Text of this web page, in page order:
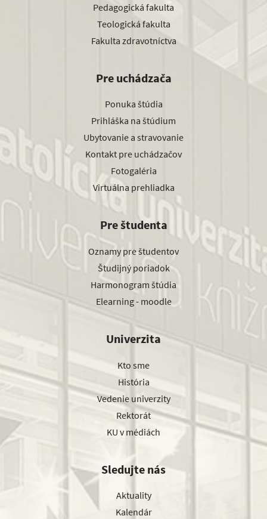
Pedagogická fakulta
Teologická fakulta
Fakulta zdravotníctva
Pre uchádzača
Ponuka štúdia
Prihláška na štúdium
Ubytovanie a stravovanie
Kontakt pre uchádzačov
Fotogaléria
Virtuálna prehliadka
Pre študenta
Oznamy pre študentov
Študijný poriadok
Harmonogram štúdia
Elearning - moodle
Univerzita
Kto sme
História
Vedenie univerzity
Rektorát
KU v médiách
Sledujte nás
Aktuality
Kalendár